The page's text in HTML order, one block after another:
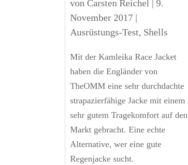
vonCarsten Reichel |9.
November 2017 |
Ausrüstungs-Test, Shells
Mit der Kamleika Race Jacket
haben die Engländer von
TheOMM eine sehr durchdachte
strapazierfähige Jacke mit einem
sehr gutem Tragekomfort auf den
Markt gebracht. Eine echte
Alternative, wer eine gute
Regenjacke sucht.